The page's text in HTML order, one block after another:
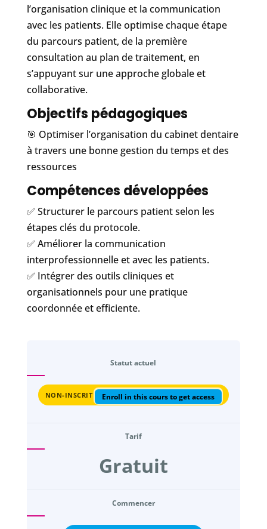
l’organisation clinique et la communication
avec les patients. Elle optimise chaque étape
du parcours patient, de la première
consultation au plan de traitement, en
s’appuyant sur une approche globale et
collaborative.
Objectifs pédagogiques
🎯 Optimiser l’organisation du cabinet dentaire
à travers une bonne gestion du temps et des
ressources
Compétences développées
✅ Structurer le parcours patient selon les
étapes clés du protocole.
✅ Améliorer la communication
interprofessionnelle et avec les patients.
✅ Intégrer des outils cliniques et
organisationnels pour une pratique
coordonnée et efficiente.
Statut actuel
NON-INSCRIT Enroll in this cours to get access
Tarif
Gratuit
Commencer